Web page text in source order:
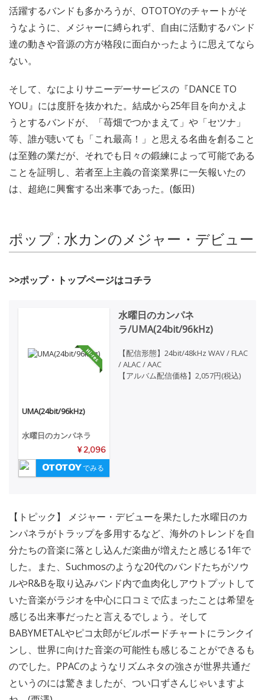
活躍するバンドも多かろうが、OTOTOYのチャートがそ
うなように、メジャーに縛られず、自由に活動するバンド
達の動きや音源の方が格段に面白かったように思えてなら
ない。
そして、なによりサニーデーサービスの『DANCE TO
YOU』には度肝を抜かれた。結成から25年目を向かえよ
うとするバンドが、「苺畑でつかまえて」や「セツナ」
等、誰が聴いても「これ最高！」と思える名曲を創ること
は至難の業だが、それでも日々の鍛練によって可能である
ことを証明し、若者至上主義の音楽業界に一矢報いたの
は、超絶に興奮する出来事であった。(飯田)
ポップ : 水カンのメジャー・デビュー
>>ポップ・トップページはコチラ
UMA(24bit/96kHz)
水曜日のカンパネラ
¥ 2,096
でみる
水曜日のカンパネ
ラ/UMA(24bit/96kHz)
【配信形態】24bit/48kHz WAV / FLAC
/ ALAC / AAC
【アルバム配信価格】2,057円(税込)
【トピック】 メジャー・デビューを果たした水曜日のカ
ンパネラがトラップを多用するなど、海外のトレンドを自
分たちの音楽に落とし込んだ楽曲が増えたと感じる1年で
した。また、Suchmosのような20代のバンドたちがソウ
ルやR&Bを取り込みバンド内で血肉化しアウトプットして
いた音楽がラジオを中心に口コミで広まったことは希望を
感じる出来事だったと言えるでしょう。そして
BABYMETALやピコ太郎がビルボードチャートにランクイ
ンし、世界に向けた音楽の可能性も感じることができるも
のでした。PPACのようなリズムネタの強さが世界共通だ
というのには驚きましたが、つい口ずさんじゃいますよ